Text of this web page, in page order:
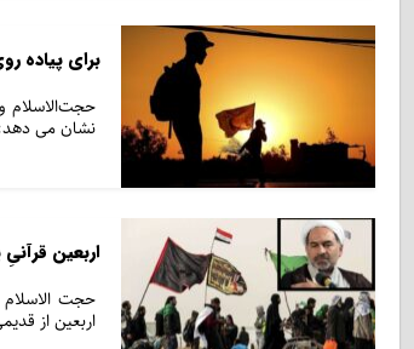
برای پیاده
حجت‌الاسلام
نشان می دهد:
اربعین
حجت الاسلام
اربعین از